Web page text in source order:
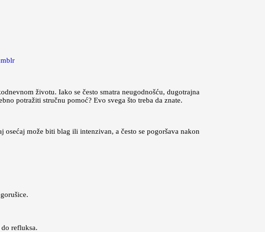
životu. Iako se često smatra neugodnošću, dugotrajna
potražiti stručnu pomoć? Evo svega što treba da znate.
može biti blag ili intenzivan, a često se pogoršava nakon
refluksa.